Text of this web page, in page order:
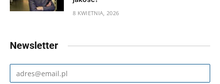
8 KWIETNIA, 2026
Newsletter